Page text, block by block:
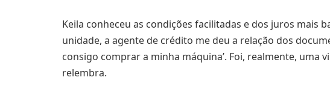
Keila conheceu as condições facilitadas e dos juros mais
unidade, a agente de crédito me deu a relação dos
consigo comprar a minha máquina’. Foi, realmente, uma
relembra.